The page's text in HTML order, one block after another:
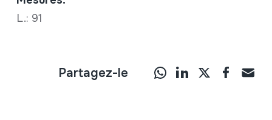
L.: 91
Partagez-le